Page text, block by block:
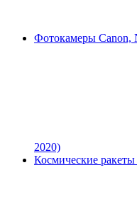
Фотокамеры Canon,
2020)
Космические